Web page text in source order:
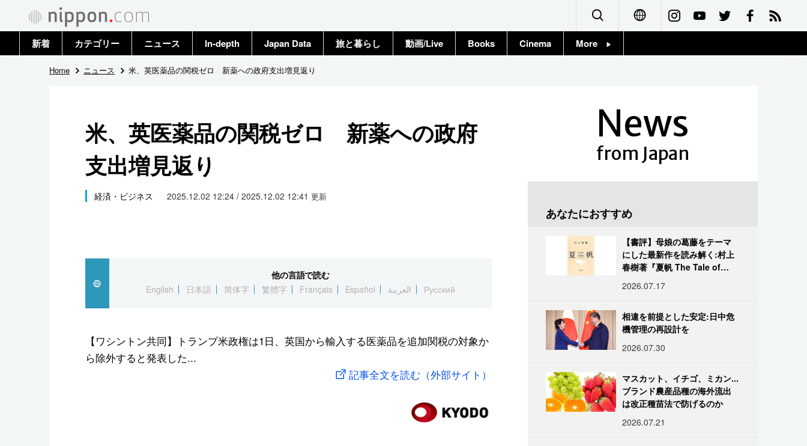
Français
新着 カテゴリー
政治・外交
国際
社会
文化
スポーツ・東京2020
ニュース
トップ
In-depth Japan Data 旅と暮らし 動画/Live Books Cinema More
Home ニュース 米、英医薬品の関税ゼロ 新薬への政府支出増見返り
米、英医薬品の関税ゼロ 新薬への政府
支出増見返り
経済・ビジネス 2025.12.02 12:24 / 2025.12.02 12:41 更新
他の言語で読む
English
日本語 简体字 繁體字 Français Español العربية Русский
【ワシントン共同】トランプ米政権は1日、英国から輸入する医薬品を追加関税の対象か
ら除外すると発表した...
記事全文を読む（外部サイト）
News
from Japan
あなたにおすすめ
【書評】母娘の葛藤をテーマ
にした最新作を読み解く:村上
春樹著『夏帆 The Tale of
2026.07.17
相違を前提とした安定:日中危
機管理の再設計を
2026.07.30
マスカット、イチゴ、ミカン...
ブランド農産品種の海外流出
は改正種苗法で防げるのか
2026.07.21